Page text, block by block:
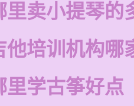
里卖小提琴的
他培训机构哪
里学古筝好点